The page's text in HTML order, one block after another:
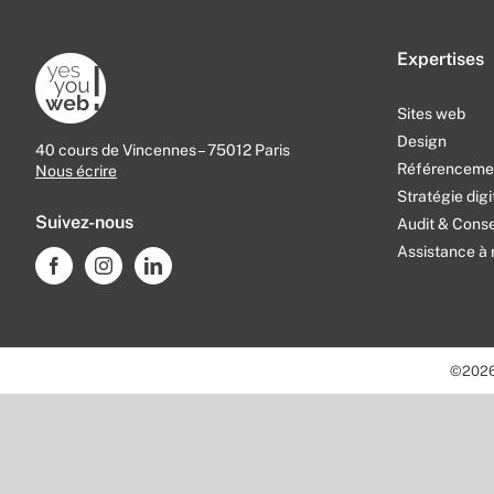
40 cours de Vincennes – 75012 Paris
Nous écrire
Suivez-nous
Expertises
Sites web
Design
Stratégie
Audit &
Assistance à
©